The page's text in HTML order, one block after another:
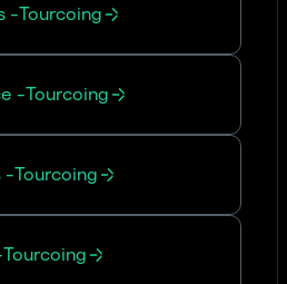
-Tourcoing
-Tourcoing
-Tourcoing
Tourcoing